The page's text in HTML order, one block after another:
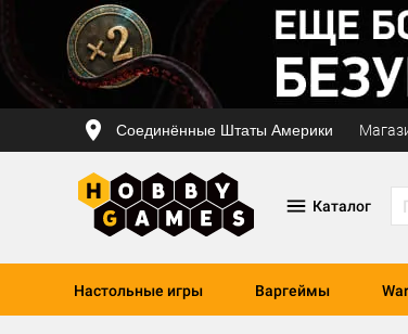
Соединённые Штаты Америки
Каталог
Настольные игры Варгеймы